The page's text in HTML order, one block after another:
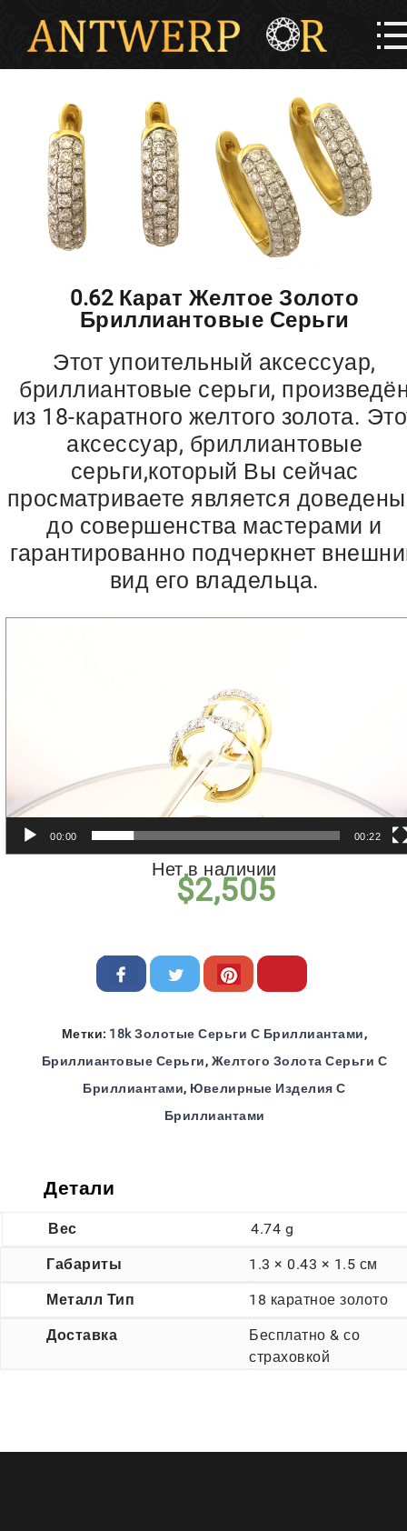
0.62 Карат Желтое Золото
Бриллиантовые Серьги
Этот упоительный аксессуар,
бриллиантовые серьги,
из 18-каратного желтого золота.
аксессуар, бриллиантовые
серьги,который Вы сейчас
просматриваете является
до совершенства мастерами и
гарантированно подчеркнет
вид его владельца.
00:00 00:22
$2,505
Нет в наличии
Метки: 18k Золотые Серьги С Бриллиантами,
Бриллиантовые Серьги, Желтого Золота Серьги С
Бриллиантами, Ювелирные Изделия С
Бриллиантами
Детали
Вес 4.74 g
Габариты 1.3 × 0.43 × 1.5 см
Металл Тип 18 каратное золото
Доставка
Бесплатно & со
страховкой